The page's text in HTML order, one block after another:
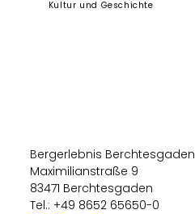
Kultur und Geschichte
Bergerlebnis Berchtesgaden
Maximilianstraße 9
83471 Berchtesgaden
Tel.: +49 8652 65650-0